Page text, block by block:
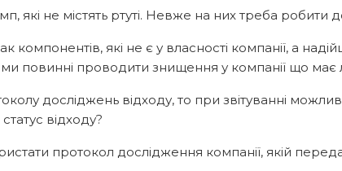
які не містять ртуті. Невже на них треба робити
компонентів, які не є у власності компанії, а
повинні проводити знищення у компанії що має
досліджень відходу, то при звітуванні
відходу?
протокол дослідження компанії, якій